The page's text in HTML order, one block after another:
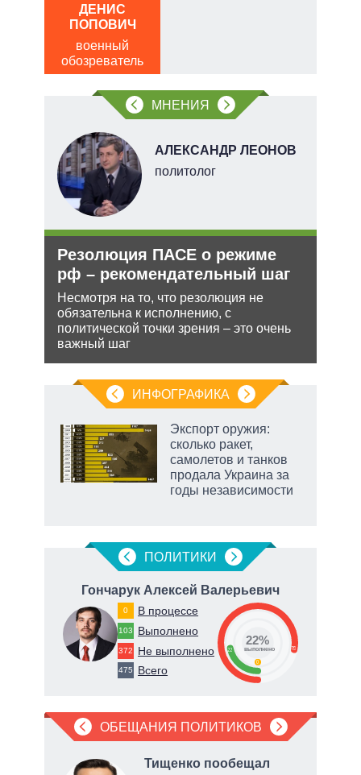
ДЕНИС
ПОПОВИЧ
военный
обозреватель
МНЕНИЯ
АЛЕКСАНДР ЛЕОНОВ
политолог
Резолюция ПАСЕ о режиме
рф – рекомендательный шаг
Несмотря на то, что резолюция не
обязательна к исполнению, с
политической точки зрения – это очень
важный шаг
ИНФОГРАФИКА
Экспорт оружия:
сколько ракет,
самолетов и танков
продала Украина за
годы независимости
ПОЛИТИКИ
Гончарук Алексей Валерьевич
0 В процессе
103 Выполнено
372 Не выполнено
475 Всего
78
22
0
22%
выполнено
ОБЕЩАНИЯ ПОЛИТИКОВ
Тищенко пообещал